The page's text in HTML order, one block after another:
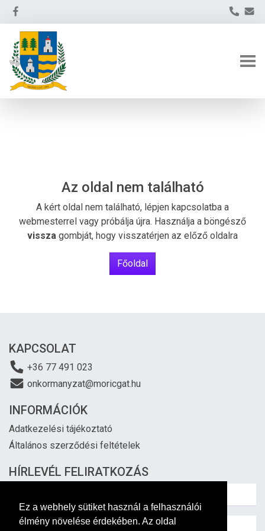
Ez a webhely sütiket használ a felhasználói
élmény növelése érdekében. Az oldal
Az oldal nem található
A kért oldal nem található, lépjen kapcsolatba a
webmesterrel vagy próbálja újra. Használja a böngésző
vissza gombját, hogy visszatérjen az előző oldalra
Főoldal
KAPCSOLAT
+36 77 491 023
onkormanyzat@moricgat.hu
INFORMÁCIÓK
Adatkezelési tájékoztató
Általános szerződési feltételek
HÍRLEVÉL FELIRATKOZÁS